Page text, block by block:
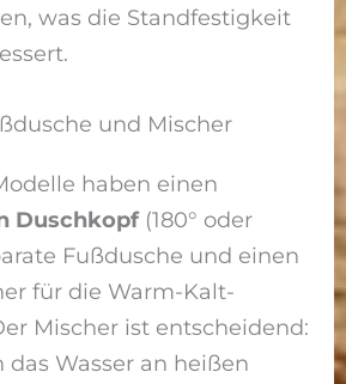
was die Standfestigkeit
und Mischer
haben einen
Duschkopf(180° oder
Fußdusche und einen
für die Warm-Kalt-
Mischer ist entscheidend:
Wasser an heißen